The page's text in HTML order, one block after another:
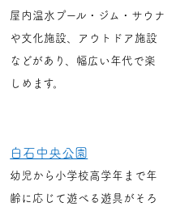
屋内温水プール・ジム・サウナ
や文化施設、アウトドア施設
などがあり、幅広い年代で楽
しめます。
白石中央公園
幼児から小学校高学年まで年
齢に応じて遊べる遊具がそろ